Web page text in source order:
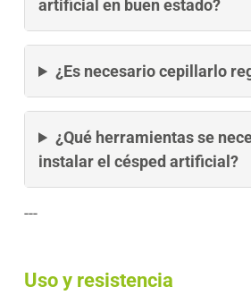
artificial en buen estado?
¿Es necesario cepillarlo
¿Qué herramientas se
instalar el césped artificial?
---
Uso y resistencia